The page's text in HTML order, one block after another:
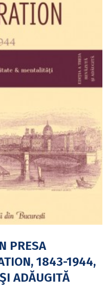
PRESA
1843-1944,
ADĂUGITĂ